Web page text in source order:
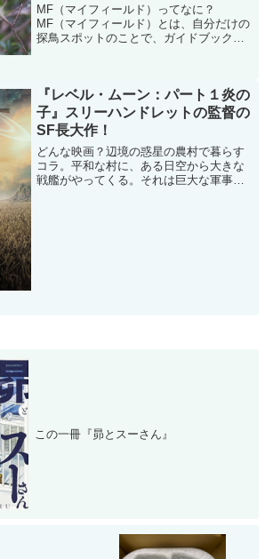
MF（マイフィールド）ってなに？
MF（マイフィールド）とは、自分だけの
探鳥スポットのことで、ガイドブックな
得られる反面、たくさんの人が集...
『レベル・ムーン：パート１炎の
子』スリーハンドレットの監督の
SF長大作！
どんな映画？辺境の惑星の農村で暮らす
コラ。平和な村に、ある日空から大きな
戦艦がやってくる。それは巨大な軍事大
この一冊『昴とスーさん』